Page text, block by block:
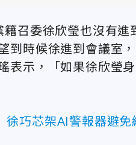
召委徐欣瑩也沒有進
到時候徐進到會議室
表示，「如果徐欣瑩
巧芯架AI警報器避免